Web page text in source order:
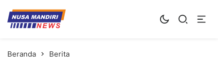
Kampus Digital Bisnis
Universitas Nusa Mandiri
Beranda Berita